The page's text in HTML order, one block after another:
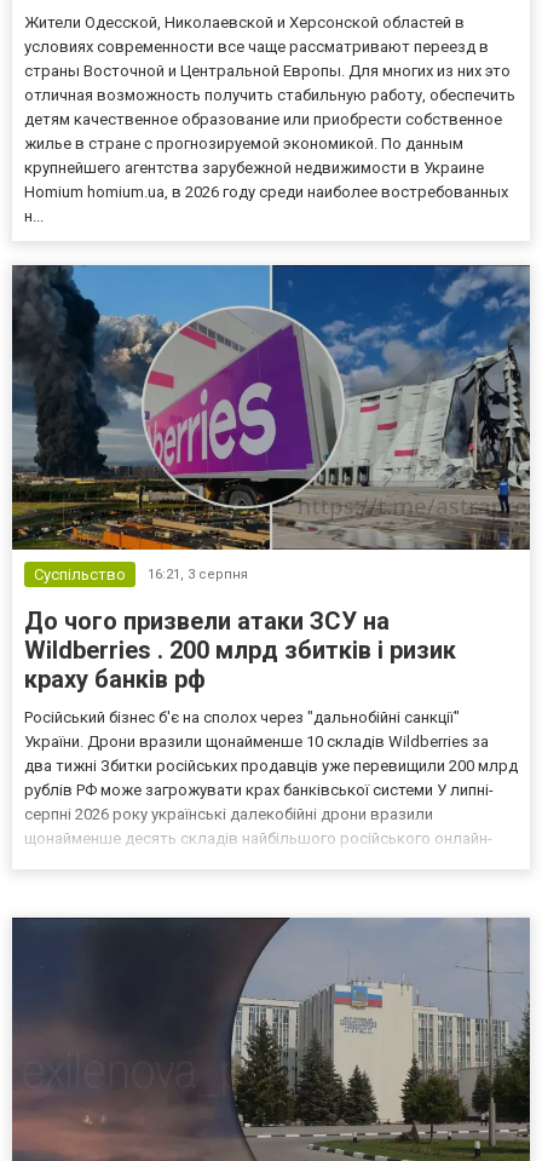
Жители Одесской, Николаевской и Херсонской областей в
условиях современности все чаще рассматривают переезд в
страны Восточной и Центральной Европы. Для многих из них это
отличная возможность получить стабильную работу, обеспечить
детям качественное образование или приобрести собственное
жилье в стране с прогнозируемой экономикой. По данным
крупнейшего агентства зарубежной недвижимости в Украине
Homium homium.ua, в 2026 году среди наиболее востребованных
н...
Суспільство 16:21, 3 серпня
До чого призвели атаки ЗСУ на
Wildberries . 200 млрд збитків і ризик
краху банків рф
Російський бізнес б'є на сполох через "дальнобійні санкції"
України. Дрони вразили щонайменше 10 складів Wildberries за
два тижні Збитки російських продавців уже перевищили 200 млрд
рублів РФ може загрожувати крах банківської системи У липні-
серпні 2026 року українські далекобійні дрони вразили
щонайменше десять складів найбільшого російського онлайн-